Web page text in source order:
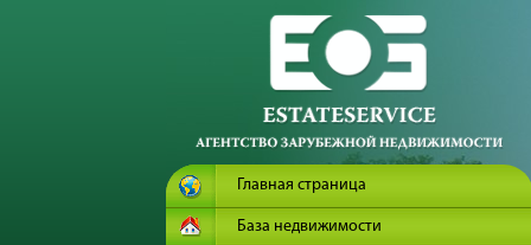
Главная страница
База недвижимости